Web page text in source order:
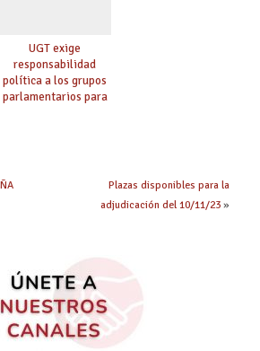
UGT exige
responsabilidad
política a los grupos
parlamentarios para
Plazas disponibles para la
adjudicación del 10/11/23»